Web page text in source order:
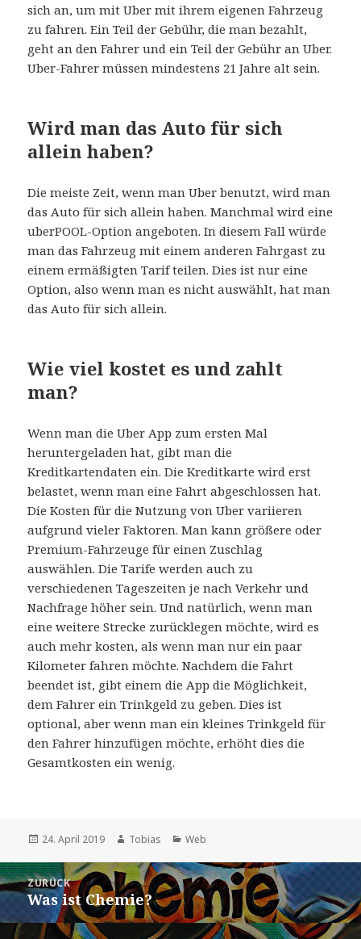
sich an, um mit Uber mit ihrem eigenen Fahrzeug
zu fahren. Ein Teil der Gebühr, die man bezahlt,
geht an den Fahrer und ein Teil der Gebühr an Uber.
Uber-Fahrer müssen mindestens 21 Jahre alt sein.
Wird man das Auto für sich
allein haben?
Die meiste Zeit, wenn man Uber benutzt, wird man
das Auto für sich allein haben. Manchmal wird eine
uberPOOL-Option angeboten. In diesem Fall würde
man das Fahrzeug mit einem anderen Fahrgast zu
einem ermäßigten Tarif teilen. Dies ist nur eine
Option, also wenn man es nicht auswählt, hat man
das Auto für sich allein.
Wie viel kostet es und zahlt
man?
Wenn man die Uber App zum ersten Mal
heruntergeladen hat, gibt man die
Kreditkartendaten ein. Die Kreditkarte wird erst
belastet, wenn man eine Fahrt abgeschlossen hat.
Die Kosten für die Nutzung von Uber variieren
aufgrund vieler Faktoren. Man kann größere oder
Premium-Fahrzeuge für einen Zuschlag
auswählen. Die Tarife werden auch zu
verschiedenen Tageszeiten je nach Verkehr und
Nachfrage höher sein. Und natürlich, wenn man
eine weitere Strecke zurücklegen möchte, wird es
auch mehr kosten, als wenn man nur ein paar
Kilometer fahren möchte. Nachdem die Fahrt
beendet ist, gibt einem die App die Möglichkeit,
dem Fahrer ein Trinkgeld zu geben. Dies ist
optional, aber wenn man ein kleines Trinkgeld für
den Fahrer hinzufügen möchte, erhöht dies die
Gesamtkosten ein wenig.
Veröffentlicht
24. April 2019 Autor
Tobias Kategorien
Web
Beitragsnavigation
ZURÜCK
Vorheriger
Beitrag:
Was ist Chemie?